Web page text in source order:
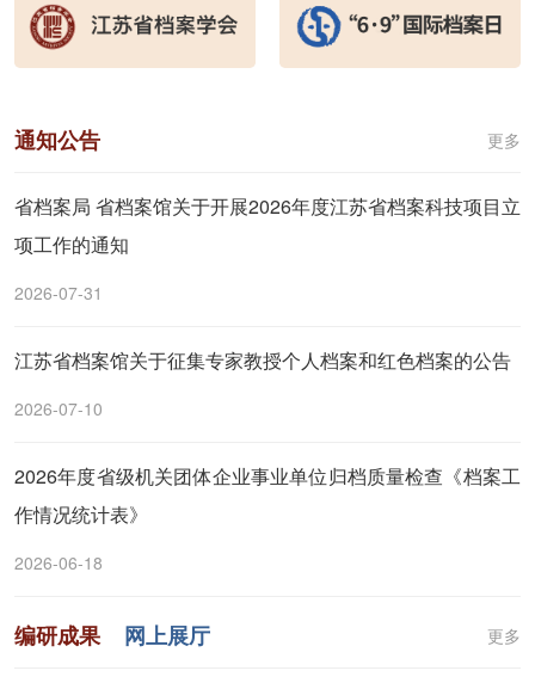
通知公告 更多
省档案局 省档案馆关于开展2026年度江苏省档案科技项目立
项工作的通知
2026-07-31
江苏省档案馆关于征集专家教授个人档案和红色档案的公告
2026-07-10
2026年度省级机关团体企业事业单位归档质量检查《档案工
作情况统计表》
2026-06-18
编研成果 网上展厅 更多